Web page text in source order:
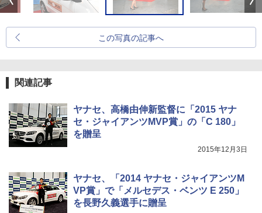
この写真の記事へ
関連記事
ヤナセ、高橋由伸新監督に「2015 ヤナ
セ・ジャイアンツMVP賞」の「C 180」
を贈呈
2015年12月3日
ヤナセ、「2014 ヤナセ・ジャイアンツM
VP賞」で「メルセデス・ベンツ E 250」
を長野久義選手に贈呈